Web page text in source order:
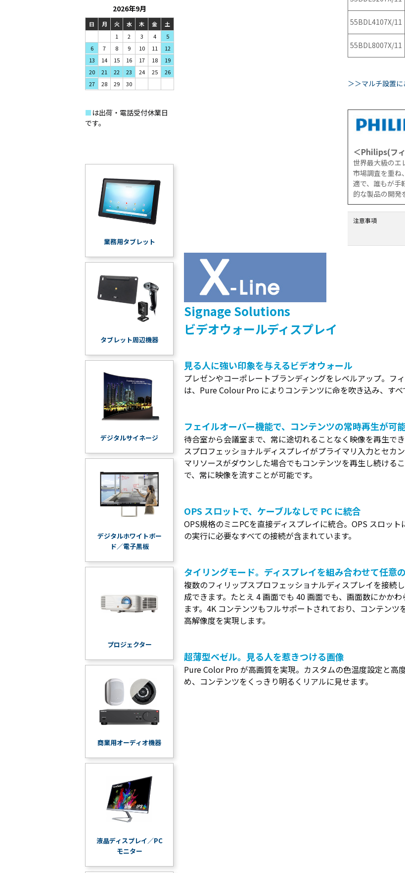
タブ
ト TA2C-
DR94G
Android
ト
M8AC
ト
M8
PTJ-
リー
PDS-
タブ
デジ
デジタ
ホワ
ボー
電子黒
プロ
スプ
ブレッ
ト・
タルサ
ネージ
SALE
55BDL4107X/11
55BDL8007X/11
＞＞マルチ設置
＜Philips(フ
世界最大級のエ
市場調査を重ね
適で、誰もが手
的な製品の開発
注意事項
Signage Solutions
ビデオウォールディスプレイ
見る人に強い印象を与えるビデオウォール
プレゼンやコーポレートブランディングをレベルアップ。フ
は、Pure Colour Pro によりコンテンツに命を吹き込み、すべ
フェイルオーバー機能で、コンテンツの常時再生が可
待合室から会議室まで、常に途切れることなく映像を再生で
スプロフェッショナルディスプレイがプライマリ入力とセカ
マリソースがダウンした場合でもコンテンツを再生し続ける
で、常に映像を流すことが可能です。
OPS スロットで、ケーブルなしで PC に統合
OPS規格のミニPCを直接ディスプレイに統合。OPS スロッ
の実行に必要なすべての接続が含まれています。
タイリングモード。ディスプレイを組み合わせて任意
複数のフィリップスプロフェッショナルディスプレイを接続
成できます。たとえ 4 画面でも 40 画面でも、画面数にかか
ます。4K コンテンツもフルサポートされており、コンテン
高解像度を実現します。
超薄型ベゼル。見る人を惹きつける画像
Pure Color Pro が高画質を実現。カスタムの色温度設定と高
め、コンテンツをくっきり明るくリアルに見せます。
2026年9月
日 月 火 水 木 金
土
1
2 3 4
5
6
7 8 9 10 11
12
13
14 15 16 17 18
19
20
21 22 23 24 25
26
27
28 29 30
■ は出荷・電話受付休業日
です。
業務用タブレット
タブレット周辺機器
デジタルサイネージ
デジタルホワイトボー
ド／電子黒板
プロジェクター
商業用オーディオ機器
液晶ディスプレイ／PC
モニター